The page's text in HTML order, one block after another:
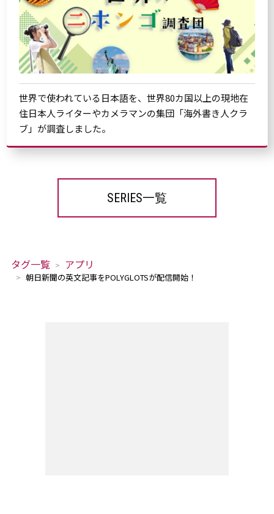
世界で使われている日本語を、世界80カ国以上の現地在
住日本人ライターやカメラマンの集団「海外書き人クラ
ブ」が調査しました。
SERIES一覧
タグ一覧 アプリ
朝日新聞の英文記事をPOLYGLOTSが配信開始！